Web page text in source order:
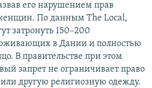
его нарушением прав
По данным The Local,
затронуть 150–200
в Дании и полностью
В правительстве при этом
запрет не ограничивает право
другую религиозную одежду.